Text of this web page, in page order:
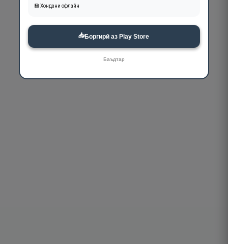
💾 Хондани офлайн
📥Боргирӣ аз Play Store
Баъдтар